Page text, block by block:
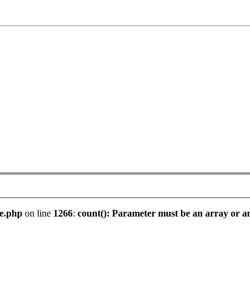
on line 1266: count(): Parameter must be an array or